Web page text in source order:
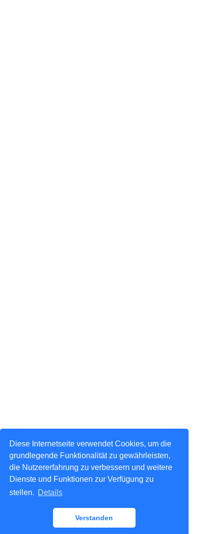
Diese Internetseite verwendet Cookies, um die
grundlegende Funktionalität zu gewährleisten,
die Nutzererfahrung zu verbessern und weitere
Dienste und Funktionen zur Verfügung zu
stellen. Details
Verstanden